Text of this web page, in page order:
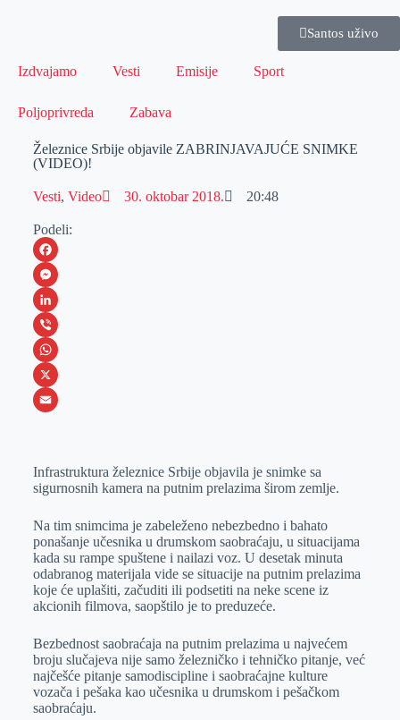
Santos uživo
Izdvajamo Vesti Emisije Sport
Poljoprivreda Zabava
Železnice Srbije objavile ZABRINJAVAJUĆE SNIMKE
(VIDEO)!
Vesti, Video 30. oktobar 2018. 20:48
Podeli:
F
a
c
e
b
o
M
e
s
s
e
e
L
i
n
k
I
V
i
b
W
h
s
A
p
p
X
a
l
Infrastruktura železnice Srbije objavila je snimke sa
sigurnosnih kamera na putnim prelazima širom zemlje.
Na tim snimcima je zabeleženo nebezbedno i bahato
ponašanje učesnika u drumskom saobraćaju, u situacijama
kada su rampe spuštene i nailazi voz. U desetak minuta
odabranog materijala vide se situacije na putnim prelazima
koje će uplašiti, začuditi ili podsetiti na neke scene iz
akcionih filmova, saopštilo je to preduzeće.
Bezbednost saobraćaja na putnim prelazima u najvećem
broju slučajeva nije samo železničko i tehničko pitanje, već
najčešće pitanje samodiscipline i saobraćajne kulture
vozača i pešaka kao učesnika u drumskom i pešačkom
saobraćaju.